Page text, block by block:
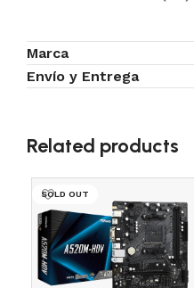
Marca
Envío y Entrega
Related products
SOLD OUT